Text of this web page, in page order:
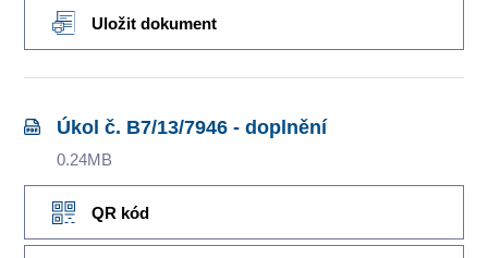
Uložit dokument
Úkol č. B7/13/7946 - doplnění
0.24MB
QR kód